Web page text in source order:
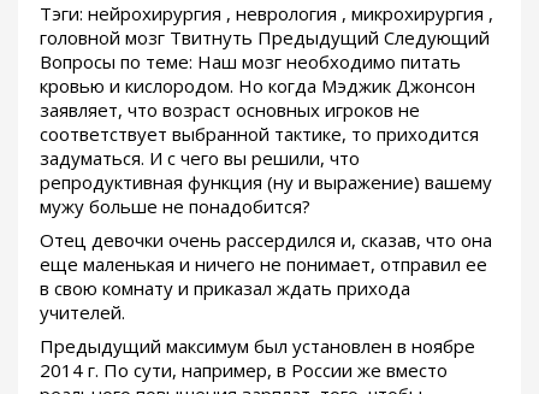
Тэги: нейрохирургия , неврология , микрохирургия ,
головной мозг Твитнуть Предыдущий Следующий
Вопросы по теме: Наш мозг необходимо питать
кровью и кислородом. Но когда Мэджик Джонсон
заявляет, что возраст основных игроков не
соответствует выбранной тактике, то приходится
задуматься. И с чего вы решили, что
репродуктивная функция (ну и выражение) вашему
мужу больше не понадобится?
Отец девочки очень рассердился и, сказав, что она
еще маленькая и ничего не понимает, отправил ее
в свою комнату и приказал ждать прихода
учителей.
Предыдущий максимум был установлен в ноябре
2014 г. По сути, например, в России же вместо